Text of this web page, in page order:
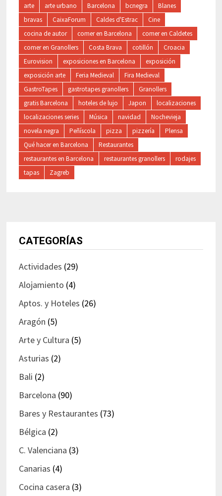
arte arte urbano Barcelona bcnegra
Blanes
bravas
CaixaForum Caldes d'Estrac
Cine
cocina de autor
comer en Barcelona
comer en Caldetes
comer en Granollers
Costa Brava cotillón
Croacia
Eurovision
exposiciones en Barcelona
exposición
exposición arte
Feria Medieval
Fira Medieval
GastroTapes
gastrotapes granollers
Granollers
gratis Barcelona
hoteles de lujo Japon
localizaciones
localizaciones series
Música navidad
Nochevieja
novela negra
Peñíscola pizza pizzería
Plensa
Qué hacer en Barcelona
Restaurantes
restaurantes en Barcelona
restaurantes granollers
rodajes
tapas
Zagreb
CATEGORÍAS
Actividades (29)
Alojamiento (4)
Aptos. y Hoteles (26)
Aragón (5)
Arte y Cultura (5)
Asturias (2)
Bali (2)
Barcelona (90)
Bares y Restaurantes (73)
Bélgica (2)
C. Valenciana (3)
Canarias (4)
Cocina casera (3)